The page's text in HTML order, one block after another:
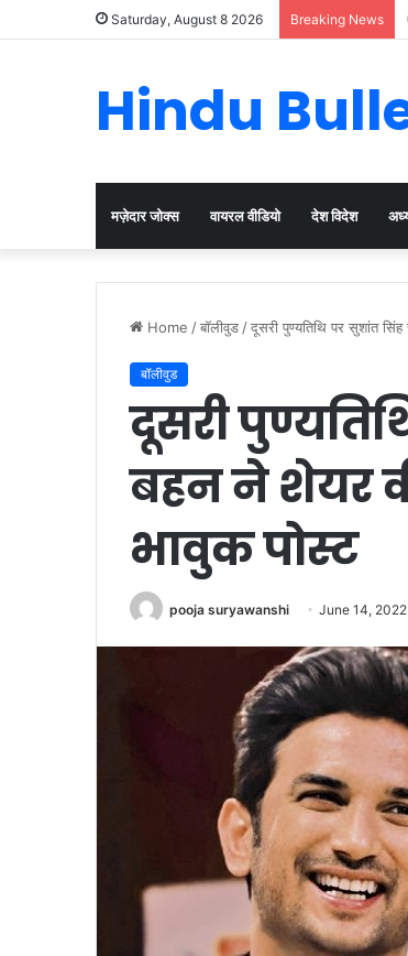
Saturday, August 8 2026 Breaking News
Hindu
मज़ेदार जोक्स वायरल वीडियो देश विदेश
Home /बॉलीवुड /दूसरी पुण्यतिथि पर सुशांत
बॉलीवुड
दूसरी
बहन ने शेयर
भावुक पोस्ट
pooja suryawanshi June 14, 2022